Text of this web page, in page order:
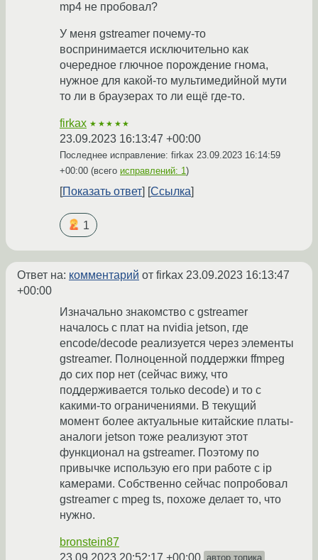
mp4 не пробовал?
У меня gstreamer почему-то
воспринимается исключительно как
очередное глючное порождение гнома,
нужное для какой-то мультимедийной мути
то ли в браузерах то ли ещё где-то.
firkax ★★★★★
23.09.2023 16:13:47 +00:00
Последнее исправление: firkax 23.09.2023 16:14:59
+00:00 (всего исправлений: 1)
Показать ответ Ссылка
1
Ответ на: комментарий от firkax 23.09.2023 16:13:47
+00:00
Изначально знакомство с gstreamer
началось с плат на nvidia jetson, где
encode/decode реализуется через элементы
gstreamer. Полноценной поддержки ffmpeg
до сих пор нет (сейчас вижу, что
поддерживается только decode) и то с
какими-то ограничениями. В текущий
момент более актуальные китайские платы-
аналоги jetson тоже реализуют этот
функционал на gstreamer. Поэтому по
привычке использую его при работе с ip
камерами. Собственно сейчас попробовал
gstreamer с mpeg ts, похоже делает то, что
нужно.
bronstein87
23.09.2023 20:52:17 +00:00 автор топика